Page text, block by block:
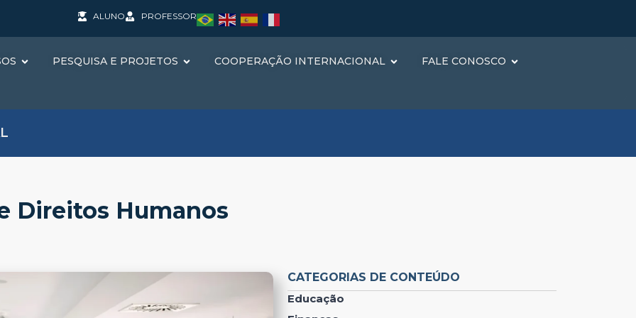
ALUNO PROFESSOR
PESQUISA E PROJETOS COOPERAÇÃO INTERNACIONAL FALE CONOSCO
Direitos Humanos
CATEGORIAS DE CONTEÚDO
Educação